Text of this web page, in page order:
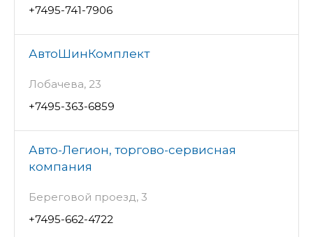
+7495-741-7906
АвтоШинКомплект
Лобачева, 23
+7495-363-6859
Авто-Легион, торгово-сервисная
компания
Береговой проезд, 3
+7495-662-4722